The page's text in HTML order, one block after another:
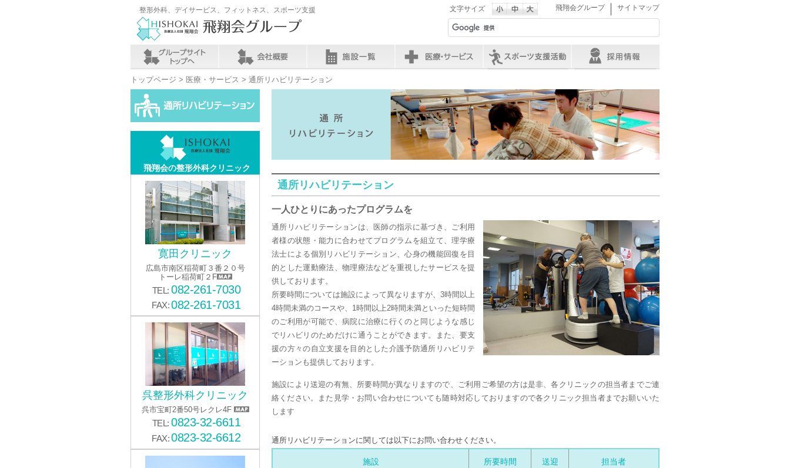
整形外科、デイサービス、フィットネス、スポーツ支援 飛翔会グループ｜ サイトマップ
文字サイズ
トップページ > 医療・サービス > 通所リハビリテーション
通所リハビリテーション
一人ひとりにあったプログラムを
通所リハビリテーションは、医師の指示に基づき、ご利用
者様の状態・能力に合わせてプログラムを組立て、理学療
法士による個別リハビリテーション、心身の機能回復を目
的とした運動療法、物理療法などを重視したサービスを提
供しております。
所要時間については施設によって異なりますが、3時間以上
4時間未満のコースや、1時間以上2時間未満といった短時間
のご利用が可能で、病院に治療に行くのと同じような感じ
でリハビリのためだけに通うことができます。また、要支
援の方々の自立支援を目的とした介護予防通所リハビリテ
ーションも提供しております。
施設により送迎の有無、所要時間が異なりますので、ご利用ご希望の方は是非、各クリニックの担当者までご連
絡ください。また見学・お問い合わせについても随時対応しておりますので各クリニック担当者までお願いいた
します
通所リハビリテーションに関しては以下にお問い合わせください。
施設 所要時間 送迎 担当者
飛翔会の整形外科クリニック
寛田クリニック
広島市南区稲荷町３番２０号
トーレ稲荷町２F
TEL: 082-261-7030
FAX:082-261-7031
呉整形外科クリニック
呉市宝町2番50号レクレ4F
TEL: 0823-32-6611
FAX:0823-32-6612